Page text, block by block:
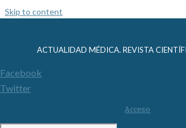
Skip to content
ACTUALIDAD MÉDICA. REVISTA
Facebook
Twitter
Acceso